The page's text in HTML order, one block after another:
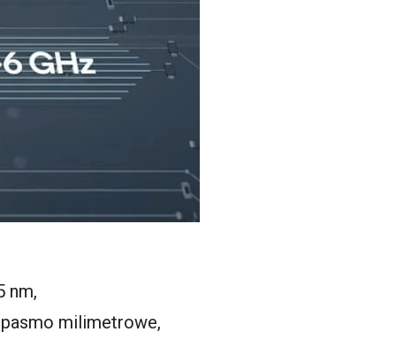
nm,
milimetrowe,